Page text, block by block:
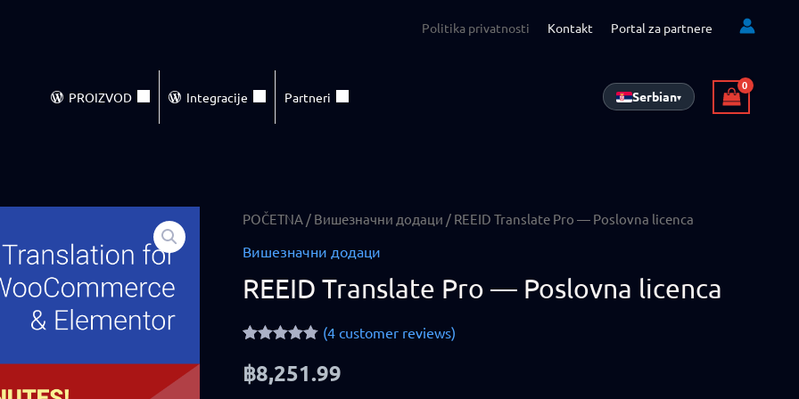
Politika privatnosti Kontakt Portal za partnere
PROIZVOD Integracije Partneri Serbian▾
POČETNA / Вишезначни додаци / REEID Translate Pro — Poslovna licenca
Вишезначни додаци
REEID Translate Pro — Poslovna licenca
out of 5
based on
(4 customer reviews)
฿8,251.99
REEID
Translate
—
Poslovna
quantity